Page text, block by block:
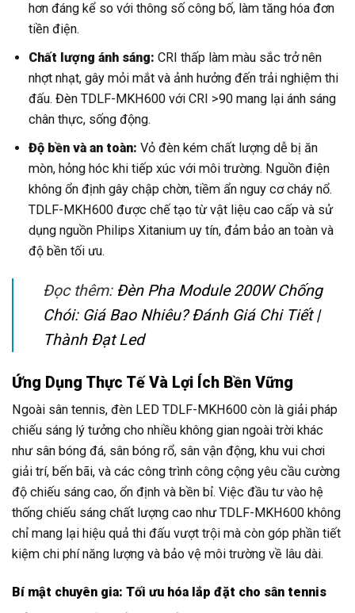
hơn đáng kể so với thông số công bố, làm tăng hóa đơn
tiền điện.
Chất lượng ánh sáng: CRI thấp làm màu sắc trở nên
nhợt nhạt, gây mỏi mắt và ảnh hưởng đến trải nghiệm thi
đấu. Đèn TDLF-MKH600 với CRI >90 mang lại ánh sáng
chân thực, sống động.
Độ bền và an toàn: Vỏ đèn kém chất lượng dễ bị ăn
mòn, hỏng hóc khi tiếp xúc với môi trường. Nguồn điện
không ổn định gây chập chờn, tiềm ẩn nguy cơ cháy nổ.
TDLF-MKH600 được chế tạo từ vật liệu cao cấp và sử
dụng nguồn Philips Xitanium uy tín, đảm bảo an toàn và
độ bền tối ưu.
Đọc thêm: Đèn Pha Module 200W Chống
Chói: Giá Bao Nhiêu? Đánh Giá Chi Tiết |
Thành Đạt Led
Ứng Dụng Thực Tế Và Lợi Ích Bền Vững
Ngoài sân tennis, đèn LED TDLF-MKH600 còn là giải pháp
chiếu sáng lý tưởng cho nhiều không gian ngoài trời khác
như sân bóng đá, sân bóng rổ, sân vận động, khu vui chơi
giải trí, bến bãi, và các công trình công cộng yêu cầu cường
độ chiếu sáng cao, ổn định và bền bỉ. Việc đầu tư vào hệ
thống chiếu sáng chất lượng cao như TDLF-MKH600 không
chỉ mang lại hiệu quả thi đấu vượt trội mà còn góp phần tiết
kiệm chi phí năng lượng và bảo vệ môi trường về lâu dài.
Bí mật chuyên gia: Tối ưu hóa lắp đặt cho sân tennis